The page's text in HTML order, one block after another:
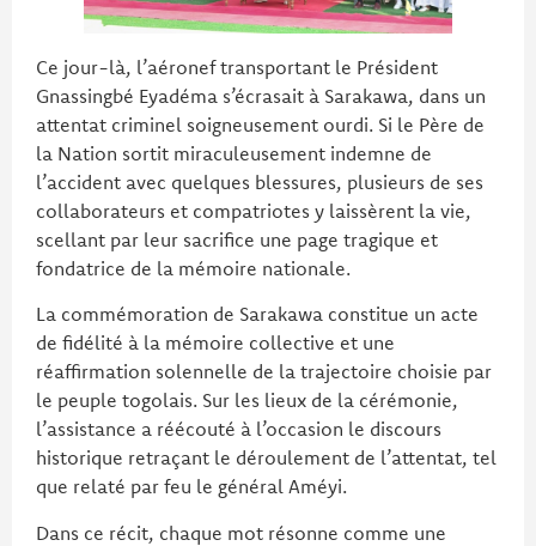
Ce jour-là, l’aéronef transportant le Président
Gnassingbé Eyadéma s’écrasait à Sarakawa, dans un
attentat criminel soigneusement ourdi. Si le Père de
la Nation sortit miraculeusement indemne de
l’accident avec quelques blessures, plusieurs de ses
collaborateurs et compatriotes y laissèrent la vie,
scellant par leur sacrifice une page tragique et
fondatrice de la mémoire nationale.
La commémoration de Sarakawa constitue un acte
de fidélité à la mémoire collective et une
réaffirmation solennelle de la trajectoire choisie par
le peuple togolais. Sur les lieux de la cérémonie,
l’assistance a réécouté à l’occasion le discours
historique retraçant le déroulement de l’attentat, tel
que relaté par feu le général Améyi.
Dans ce récit, chaque mot résonne comme une